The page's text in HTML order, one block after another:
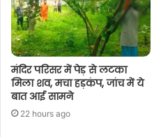
मंदिर परिसर में पेड़ से लटका
मिला शव, मचा हड़कंप, जांच में ये
बात आई सामने
22 hours ago